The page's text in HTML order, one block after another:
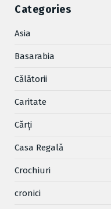
Categories
Asia
Basarabia
Cǎlǎtorii
Caritate
Cărţi
Casa Regală
Crochiuri
cronici